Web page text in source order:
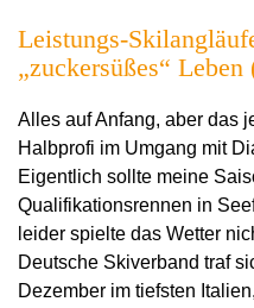
Leistungs-
„zuckersüßes“
Alles auf Anfang, aber das
Halbprofi im Umgang mit
Eigentlich sollte meine
Qualifikationsrennen in
leider spielte das Wetter
Deutsche Skiverband traf
Dezember im tiefsten